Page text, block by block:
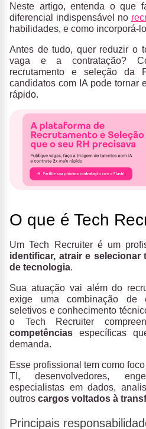
Neste artigo, entenda o que
diferencial indispensável no
habilidades, e como incorporá-
Antes de tudo, quer reduzir o
vaga e a contratação?
recrutamento e seleção da
candidatos com IA pode tornar
rápido.
O que é Tech
Um Tech Recruiter é um
identificar, atrair e selecionar
de tecnologia.
Sua atuação vai além do
exige uma combinação de
seletivos e conhecimento
o Tech Recruiter
competências específicas
demanda.
Esse profissional tem como
TI, desenvolvedores,
especialistas em dados,
outros cargos voltados à
Principais